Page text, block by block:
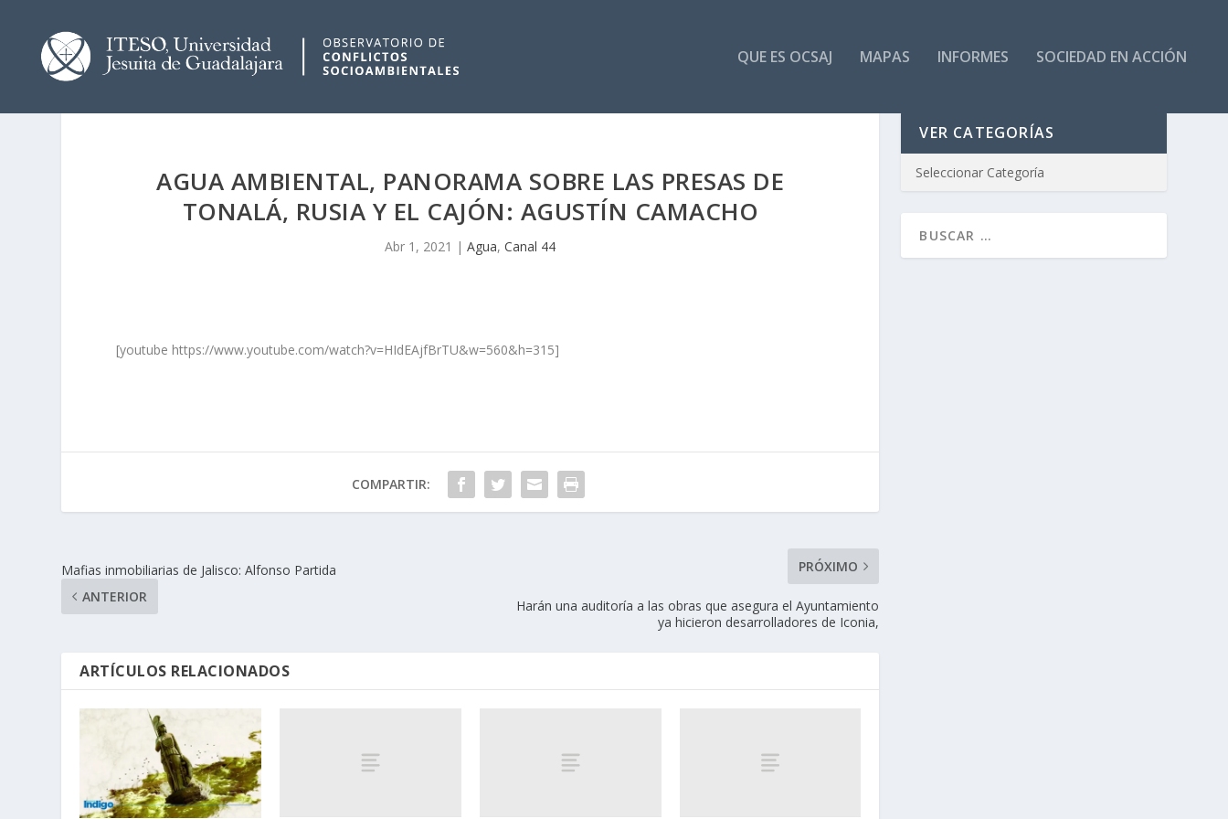
QUE ES OCSAJ MAPAS INFORMES SOCIEDAD EN ACCIÓN
AGUA AMBIENTAL, PANORAMA SOBRE LAS PRESAS DE
TONALÁ, RUSIA Y EL CAJÓN: AGUSTÍN CAMACHO
Abr 1, 2021 |Agua,Canal 44
[youtube https://www.youtube.com/watch?v=HIdEAjfBrTU&w=560&h=315]
COMPARTIR:
Mafias inmobiliarias de Jalisco: Alfonso Partida
ANTERIOR
PRÓXIMO
Harán una auditoría a las obras que asegura el Ayuntamiento
ya hicieron desarrolladores de Iconia,
ARTÍCULOS RELACIONADOS
VER CATEGORÍAS